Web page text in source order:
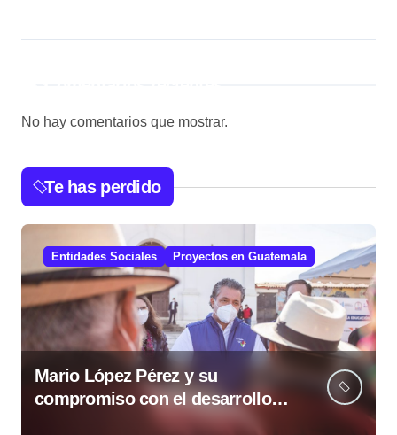
No hay comentarios que mostrar.
Te has perdido
Entidades Sociales Proyectos en Guatemala
Mario López Pérez y su
compromiso con el desarrollo
social desde la Fundación Mario